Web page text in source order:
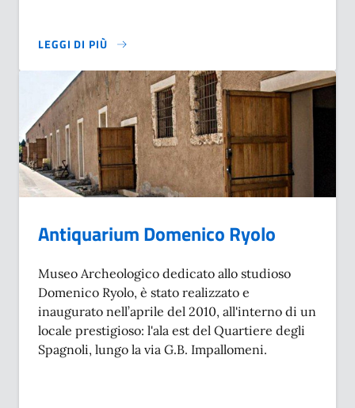
LEGGI DI PIÙ
SU MUSEO ETNOANTROPOLOGICO E NATURALISTICO
Antiquarium Domenico Ryolo
Museo Archeologico dedicato allo studioso
Domenico Ryolo, è stato realizzato e
inaugurato nell’aprile del 2010, all'interno di un
locale prestigioso: l'ala est del Quartiere degli
Spagnoli, lungo la via G.B. Impallomeni.